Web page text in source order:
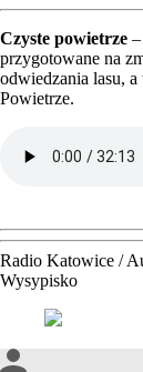
Czyste powietrze
przygotowane na
odwiedzania lasu, a
Powietrze.
Radio Katowice /
Wysypisko